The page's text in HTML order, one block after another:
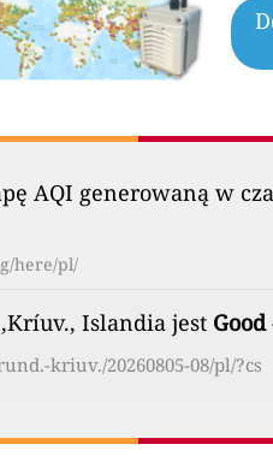
AQI generowaną w
here/pl/
Islandia jest Good
kriuv./20260805-08/pl/?cs